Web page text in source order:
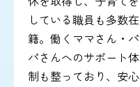
している職員も多数在
籍。働くママさん・パ
パさんへのサポート体
制も整っており、安心